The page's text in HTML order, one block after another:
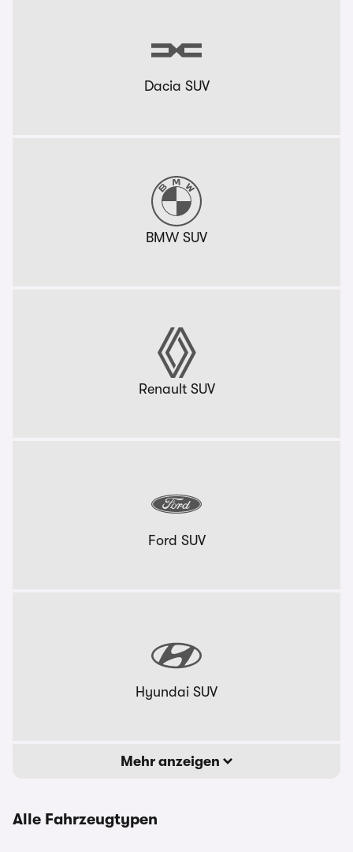
Dacia SUV
BMW SUV
Renault SUV
Ford SUV
Hyundai SUV
Mehr anzeigen
Alle Fahrzeugtypen